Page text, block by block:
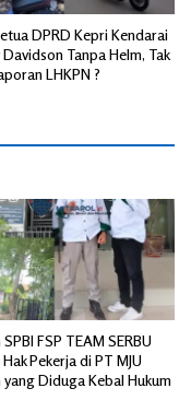
DPRD Kepri Kendarai
Tanpa Helm, Tak
LHKPN ?
FSP TEAM SERBU
Pekerja di PT MJU
yang Diduga Kebal Hukum